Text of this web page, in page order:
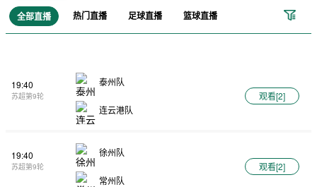
全部直播 热门直播 足球直播 篮球直播
19:40
苏超第9轮
泰州队
连云港队
观看[2]
19:40
苏超第9轮
徐州队
常州队
观看[2]